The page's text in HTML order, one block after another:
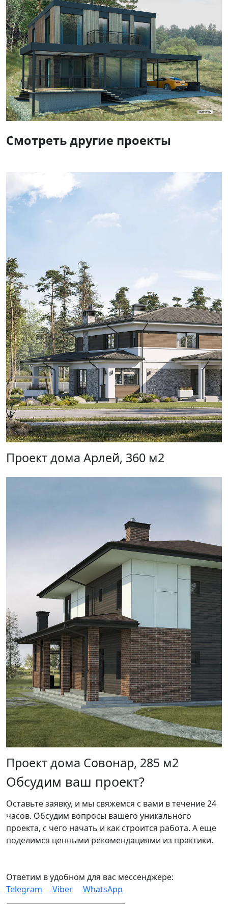
Смотреть другие проекты
Проект дома Арлей, 360 м2
Проект дома Совонар, 285 м2
Обсудим ваш проект?
Оставьте заявку, и мы свяжемся с вами в течение 24
часов. Обсудим вопросы вашего уникального
проекта, с чего начать и как строится работа. А еще
поделимся ценными рекомендациями из практики.
Ответим в удобном для вас мессенджере:
Telegram
Viber WhatsApp